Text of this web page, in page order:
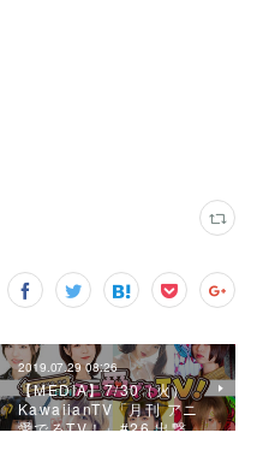
2019.07.29 08:26
【MEDIA】7/30（火）
KawaiianTV「月刊 アニ
愛でるTV！」#26 出撃…